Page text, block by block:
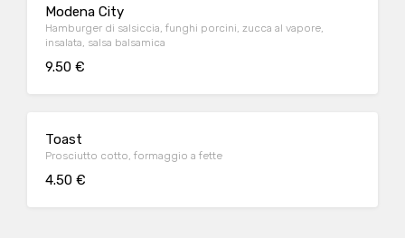
Modena City
Hamburger di salsiccia, funghi porcini, zucca al vapore,
insalata, salsa balsamica
9.50 €
Toast
Prosciutto cotto, formaggio a fette
4.50 €